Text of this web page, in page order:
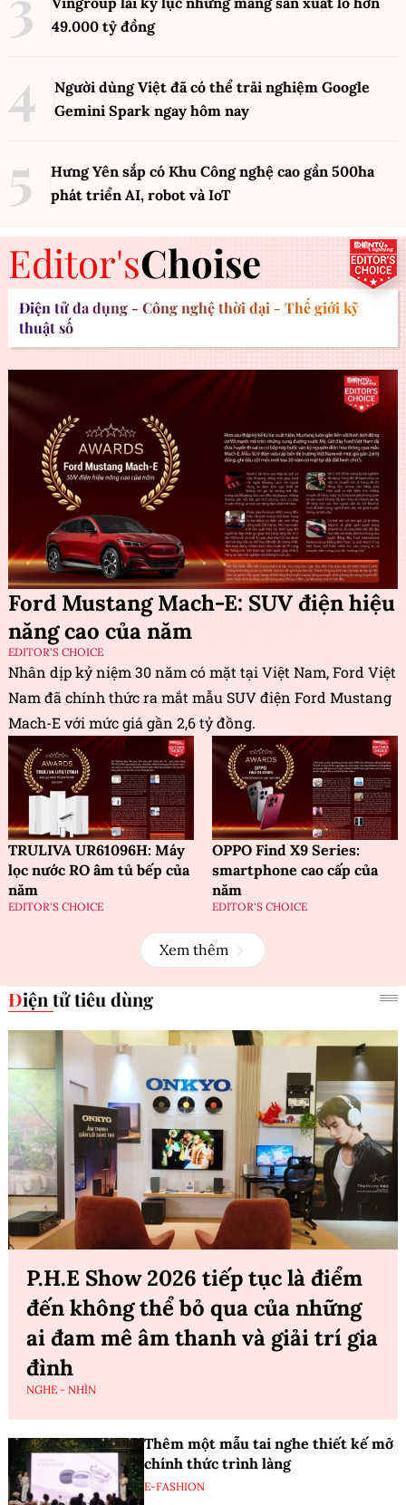
49.000 tỷ đồng
Người dùng Việt đã có thể trải nghiệm Google
Gemini Spark ngay hôm nay
Hưng Yên sắp có Khu Công nghệ cao gần 500ha
phát triển AI, robot và IoT
Editor'sChoise
Điện tử đa dụng - Công nghệ thời đại - Thế giới kỹ
thuật số
Ford Mustang Mach-E: SUV điện hiệu
năng cao của năm
EDITOR'S CHOICE
Nhân dịp kỷ niệm 30 năm có mặt tại Việt Nam, Ford Việt
Nam đã chính thức ra mắt mẫu SUV điện Ford Mustang
Mach-E với mức giá gần 2,6 tỷ đồng.
TRULIVA UR61096H: Máy
lọc nước RO âm tủ bếp của
năm
EDITOR'S CHOICE
OPPO Find X9 Series:
smartphone cao cấp của
năm
EDITOR'S CHOICE
Xem thêm
Điện tử tiêu dùng
P.H.E Show 2026 tiếp tục là điểm
đến không thể bỏ qua của những
ai đam mê âm thanh và giải trí gia
đình
NGHE - NHÌN
Thêm một mẫu tai nghe thiết kế mở
chính thức trình làng
E-FASHION